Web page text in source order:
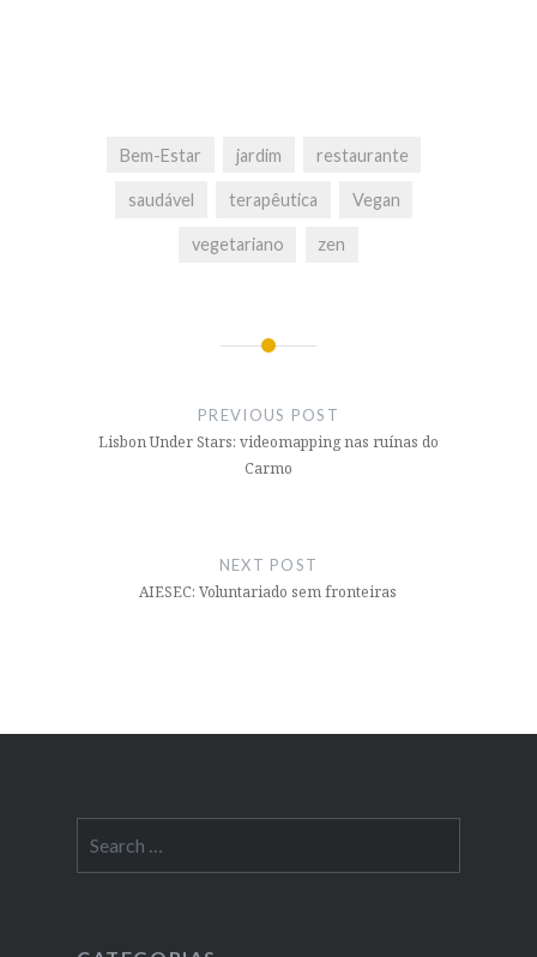
Bem-Estar jardim restaurante
saudável terapêutica Vegan
vegetariano zen
PREVIOUS POST
Lisbon Under Stars: videomapping nas ruínas do
Carmo
NEXT POST
AIESEC: Voluntariado sem fronteiras
for: